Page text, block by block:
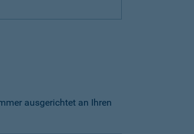
ausgerichtet an Ihren